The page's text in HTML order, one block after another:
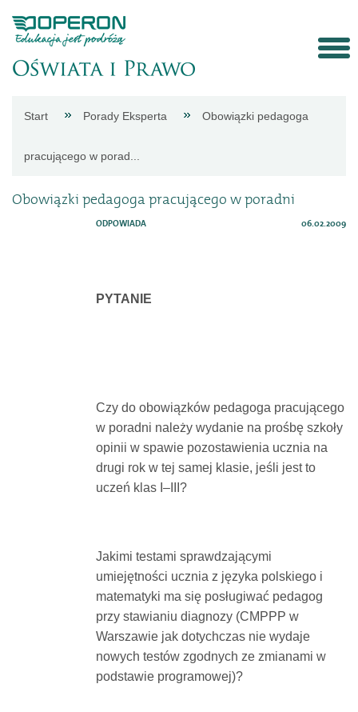
Aktualności
Start Porady Eksperta Obowiązki pedagoga
pracującego w porad...
Obowiązki pedagoga pracującego w poradni
ODPOWIADA 06.02.2009
PYTANIE
Czy do obowiązków pedagoga pracującego
w poradni należy wydanie na prośbę szkoły
opinii w spawie pozostawienia ucznia na
drugi rok w tej samej klasie, jeśli jest to
uczeń klas I–III?
Jakimi testami sprawdzającymi
umiejętności ucznia z języka polskiego i
matematyki ma się posługiwać pedagog
przy stawianiu diagnozy (CMPPP w
Warszawie jak dotychczas nie wydaje
nowych testów zgodnych ze zmianami w
podstawie programowej)?